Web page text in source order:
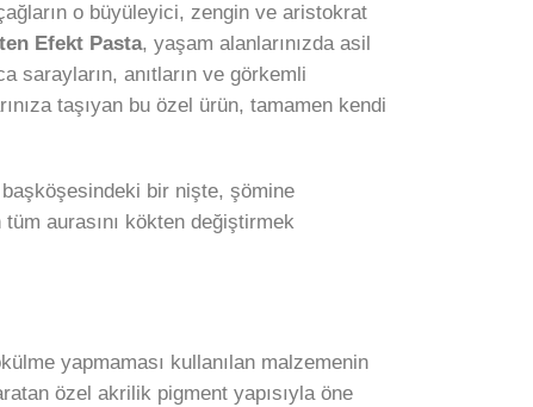
o büyüleyici, zengin ve aristokrat
Efekt Pasta, yaşam alanlarınızda asil
sarayların, anıtların ve görkemli
taşıyan bu özel ürün, tamamen kendi
başköşesindeki bir nişte, şömine
aurasını kökten değiştirmek
yapmaması kullanılan malzemenin
özel akrilik pigment yapısıyla öne